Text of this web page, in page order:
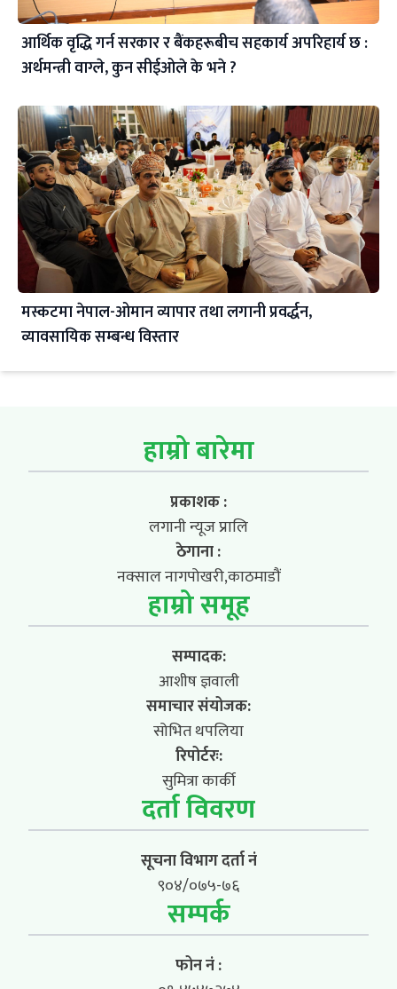
आर्थिक वृद्धि गर्न सरकार र बैंकहरूबीच सहकार्य अपरिहार्य छ :
अर्थमन्त्री वाग्ले, कुन सीईओले के भने ?
मस्कटमा नेपाल-ओमान व्यापार तथा लगानी प्रवर्द्धन,
व्यावसायिक सम्बन्ध विस्तार
हाम्रो बारेमा
प्रकाशक :
लगानी न्यूज प्रालि
ठेगाना :
नक्साल नागपोखरी,काठमाडौं
हाम्रो समूह
सम्पादक:
आशीष ज्ञवाली
समाचार संयोजक:
सोभित थपलिया
रिपोर्टरः:
सुमित्रा कार्की
दर्ता विवरण
सूचना विभाग दर्ता नं
९०४/०७५-७६
सम्पर्क
फोन नं :